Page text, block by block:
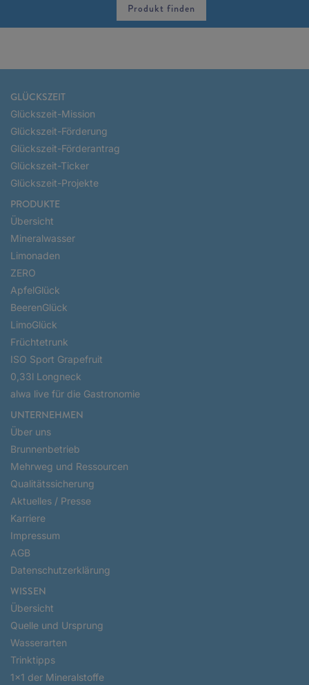
Produkt finden
GLÜCKSZEIT
Glückszeit-Mission
Glückszeit-Förderung
Glückszeit-Förderantrag
Glückszeit-Ticker
Glückszeit-Projekte
PRODUKTE
Übersicht
Mineralwasser
Limonaden
ZERO
ApfelGlück
BeerenGlück
LimoGlück
Früchtetrunk
ISO Sport Grapefruit
0,33l Longneck
alwa live für die Gastronomie
UNTERNEHMEN
Über uns
Brunnenbetrieb
Mehrweg und Ressourcen
Qualitätssicherung
Aktuelles / Presse
Karriere
Impressum
AGB
Datenschutzerklärung
WISSEN
Übersicht
Quelle und Ursprung
Wasserarten
Trinktipps
1x1 der Mineralstoffe